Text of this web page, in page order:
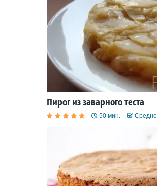
Пирог из заварного теста
50 мин. Средне